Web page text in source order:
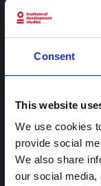
Consent
This website
We use cookies
provide social
We also share
our social
يقدمون
في ...